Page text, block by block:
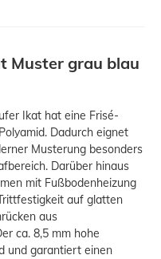
Muster grau blau
Ikat hat eine Frisé-
Dadurch eignet
Musterung besonders
Darüber hinaus
mit Fußbodenheizung
auf glatten
aus
ca. 8,5 mm hohe
und garantiert einen